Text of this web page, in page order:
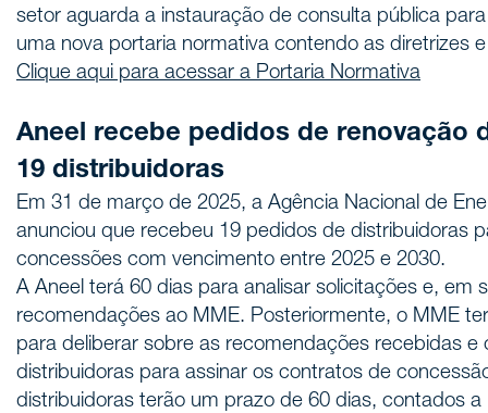
setor aguarda a instauração de consulta pública
uma nova portaria normativa contendo as diretrizes
Clique aqui para acessar a Portaria Normativa
Aneel recebe pedidos de renovação
19 distribuidoras
Em 31 de março de 2025, a Agência Nacional de
anunciou que recebeu 19 pedidos de distribuidoras
concessões com vencimento entre 2025 e 2030.
A Aneel terá 60 dias para analisar solicitações e, em
recomendações ao MME. Posteriormente, o MME
para deliberar sobre as recomendações recebidas e
distribuidoras para assinar os contratos de
distribuidoras terão um prazo de 60 dias, contados